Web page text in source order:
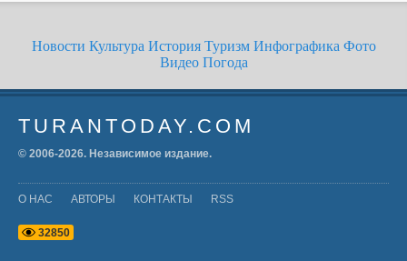
Новости Культура История Туризм Инфографика Фото
Видео Погода
TURANTODAY.COM
© 2006-2026. Независимое издание.
О НАС АВТОРЫ КОНТАКТЫ RSS
32850